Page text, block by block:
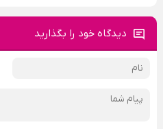
دیدگاه خود را بگذارید